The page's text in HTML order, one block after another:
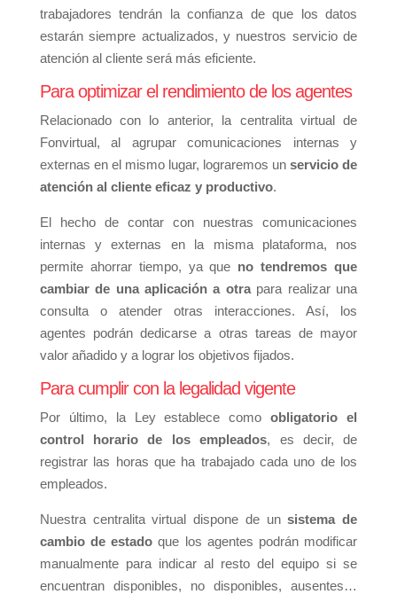
trabajadores tendrán la confianza de que los datos
estarán siempre actualizados, y nuestros servicio de
atención al cliente será más eficiente.
Para optimizar el rendimiento de los agentes
Relacionado con lo anterior, la centralita virtual de
Fonvirtual, al agrupar comunicaciones internas y
externas en el mismo lugar, lograremos unservicio de
atención al cliente eficaz y productivo.
El hecho de contar con nuestras comunicaciones
internas y externas en la misma plataforma, nos
permite ahorrar tiempo, ya que no tendremos que
cambiar de una aplicación a otrapara realizar una
consulta o atender otras interacciones. Así, los
agentes podrán dedicarse a otras tareas de mayor
valor añadido y a lograr los objetivos fijados.
Para cumplir con la legalidad vigente
Por último, la Ley establece comoobligatorio el
control horario de los empleados, es decir, de
registrar las horas que ha trabajado cada uno de los
empleados.
Nuestra centralita virtual dispone de unsistema de
cambio de estado que los agentes podrán modificar
manualmente para indicar al resto del equipo si se
encuentran disponibles, no disponibles, ausentes…